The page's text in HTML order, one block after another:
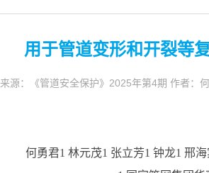
用于管道变形和开裂等
来源：《管道安全保护》2025年第4期 作者：
何勇君1 林元茂1 张立芳1 钟龙1 邢